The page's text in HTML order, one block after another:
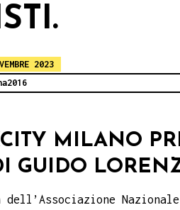
2023
MILANO
GUIDO
dell’Associazione